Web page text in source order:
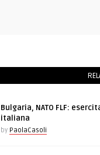
Bulgaria, NATO FLF:
italiana
by PaolaCasoli